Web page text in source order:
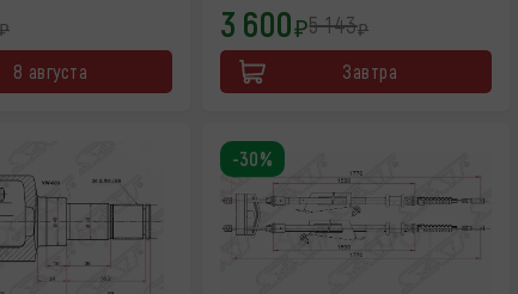
8 августа
3 600₽5 143₽
Завтра
-30%